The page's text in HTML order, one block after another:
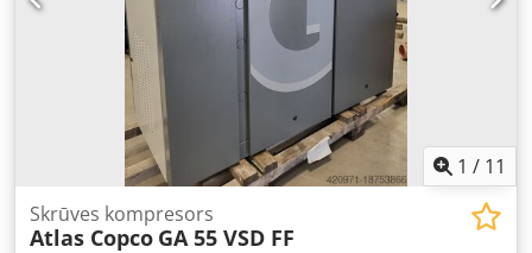
1 / 11
Skrūves kompresors
Atlas Copco GA 55 VSD FF